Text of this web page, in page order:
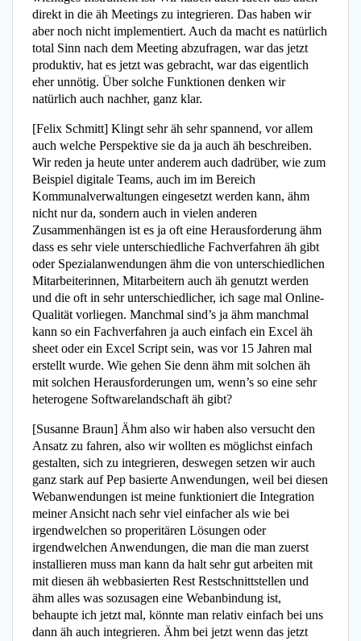
direkt in die äh Meetings zu integrieren. Das haben wir
aber noch nicht implementiert. Auch da macht es natürlich
total Sinn nach dem Meeting abzufragen, war das jetzt
produktiv, hat es jetzt was gebracht, war das eigentlich
eher unnötig. Über solche Funktionen denken wir
natürlich auch nachher, ganz klar.
[Felix Schmitt] Klingt sehr äh sehr spannend, vor allem
auch welche Perspektive sie da ja auch äh beschreiben.
Wir reden ja heute unter anderem auch dadrüber, wie zum
Beispiel digitale Teams, auch im im Bereich
Kommunalverwaltungen eingesetzt werden kann, ähm
nicht nur da, sondern auch in vielen anderen
Zusammenhängen ist es ja oft eine Herausforderung ähm
dass es sehr viele unterschiedliche Fachverfahren äh gibt
oder Spezialanwendungen ähm die von unterschiedlichen
Mitarbeiterinnen, Mitarbeitern auch äh genutzt werden
und die oft in sehr unterschiedlicher, ich sage mal Online-
Qualität vorliegen. Manchmal sind’s ja ähm manchmal
kann so ein Fachverfahren ja auch einfach ein Excel äh
sheet oder ein Excel Script sein, was vor 15 Jahren mal
erstellt wurde. Wie gehen Sie denn ähm mit solchen äh
mit solchen Herausforderungen um, wenn’s so eine sehr
heterogene Softwarelandschaft äh gibt?
[Susanne Braun] Ähm also wir haben also versucht den
Ansatz zu fahren, also wir wollten es möglichst einfach
gestalten, sich zu integrieren, deswegen setzen wir auch
ganz stark auf Pep basierte Anwendungen, weil bei diesen
Webanwendungen ist meine funktioniert die Integration
meiner Ansicht nach sehr viel einfacher als wie bei
irgendwelchen so properitären Lösungen oder
irgendwelchen Anwendungen, die man die man zuerst
installieren muss man kann da halt sehr gut arbeiten mit
mit diesen äh webbasierten Rest Restschnittstellen und
ähm alles was sozusagen eine Webanbindung ist,
behaupte ich jetzt mal, könnte man relativ einfach bei uns
dann äh auch integrieren. Ähm bei jetzt wenn das jetzt